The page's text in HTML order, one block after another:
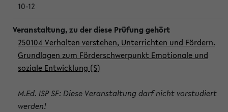
10-12
250104 Verhalten verstehen, Unterrichten und Fördern.
Grundlagen zum Förderschwerpunkt Emotionale und
soziale Entwicklung (S)
M.Ed. ISP SF: Diese Veranstaltung darf nicht vorstudiert
werden!